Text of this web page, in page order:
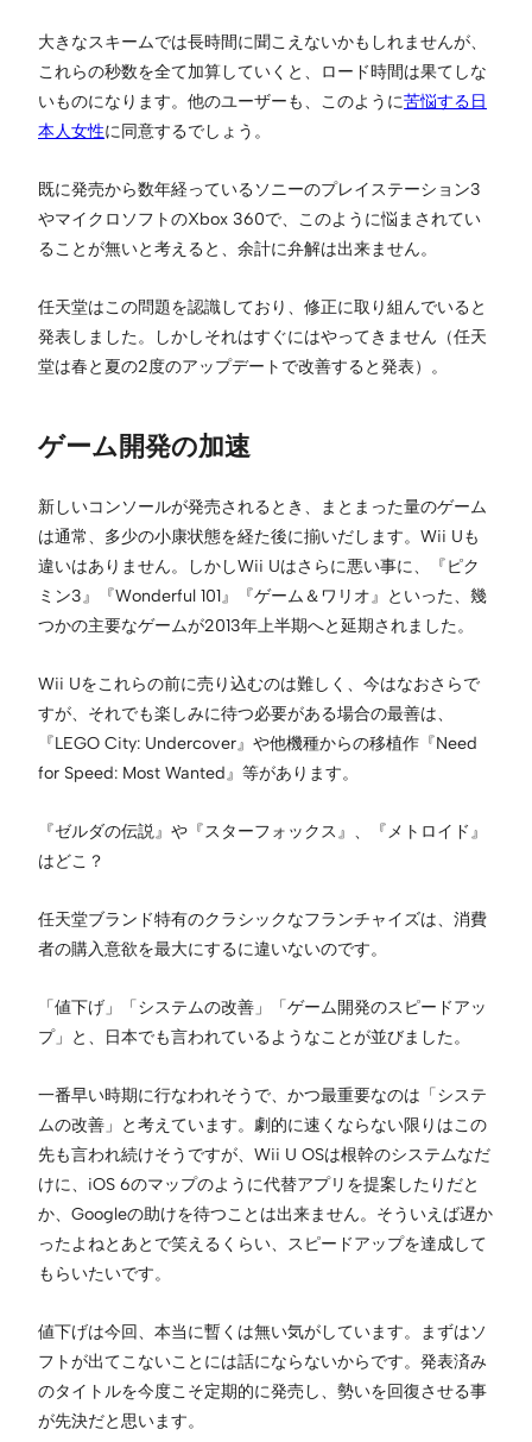
大きなスキームでは長時間に聞こえないかもしれませんが、
これらの秒数を全て加算していくと、ロード時間は果てしな
いものになります。他のユーザーも、このように苦悩する日
本人女性に同意するでしょう。
既に発売から数年経っているソニーのプレイステーション3
やマイクロソフトのXbox 360で、このように悩まされてい
ることが無いと考えると、余計に弁解は出来ません。
任天堂はこの問題を認識しており、修正に取り組んでいると
発表しました。しかしそれはすぐにはやってきません（任天
堂は春と夏の2度のアップデートで改善すると発表）。
ゲーム開発の加速
新しいコンソールが発売されるとき、まとまった量のゲーム
は通常、多少の小康状態を経た後に揃いだします。Wii Uも
違いはありません。しかしWii Uはさらに悪い事に、『ピク
ミン3』『Wonderful 101』『ゲーム＆ワリオ』といった、幾
つかの主要なゲームが2013年上半期へと延期されました。
Wii Uをこれらの前に売り込むのは難しく、今はなおさらで
すが、それでも楽しみに待つ必要がある場合の最善は、
『LEGO City: Undercover』や他機種からの移植作『Need
for Speed: Most Wanted』等があります。
『ゼルダの伝説』や『スターフォックス』、『メトロイド』
はどこ？
任天堂ブランド特有のクラシックなフランチャイズは、消費
者の購入意欲を最大にするに違いないのです。
「値下げ」「システムの改善」「ゲーム開発のスピードアッ
プ」と、日本でも言われているようなことが並びました。
一番早い時期に行なわれそうで、かつ最重要なのは「システ
ムの改善」と考えています。劇的に速くならない限りはこの
先も言われ続けそうですが、Wii U OSは根幹のシステムなだ
けに、iOS 6のマップのように代替アプリを提案したりだと
か、Googleの助けを待つことは出来ません。そういえば遅か
ったよねとあとで笑えるくらい、スピードアップを達成して
もらいたいです。
値下げは今回、本当に暫くは無い気がしています。まずはソ
フトが出てこないことには話にならないからです。発表済み
のタイトルを今度こそ定期的に発売し、勢いを回復させる事
が先決だと思います。